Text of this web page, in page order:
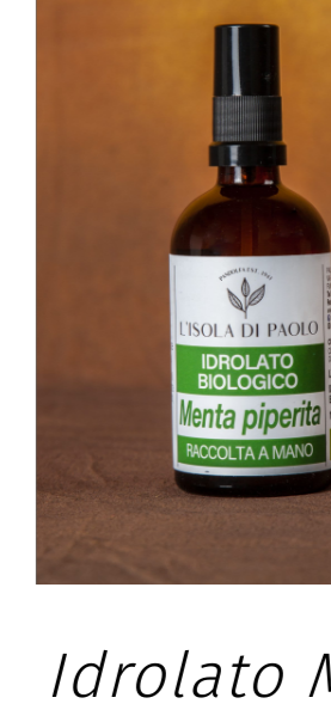
SCHEDA
Idrolato